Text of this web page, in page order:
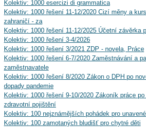
Kolektiv: 1000 esercizi di grammatica
Kolektiv: 1000 řešení 11-12/2020 Cizí měny a
zahraničí - za
Kolektiv: 1000 řešení 11-12/2025 Účetní závěrka
Kolektiv: 1000 řešení 3-4/2026
Kolektiv: 1000 řešení 3/2021 ZDP - novela, Práce
Kolektiv: 1000 řešení 6-7/2020 Zaměstnávání a
zaměstnavatele
Kolektiv: 1000 řešení 8/2020 Zákon o DPH po
dopady pandemie
Kolektiv: 1000 řešení 9-10/2020 Zákoník práce
zdravotní pojištění
Kolektiv: 100 nejznámějších pohádek pro
Kolektiv: 100 zamotaných bludišť pro chytré děti